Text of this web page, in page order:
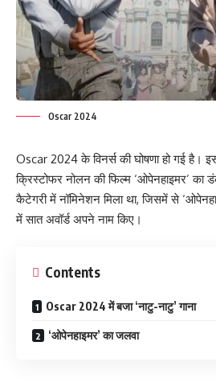
Oscar 2024
Oscar 2024 के विनर्स की घोषणा हो गई है।
क्रिस्टोफर नोलन की फिल्म ‘ओपेनहाइमर’ का
कैटेगरी में नॉमिनेशन मिला था, जिसमें से
में सात अवॉर्ड अपने नाम किए।
Contents
Oscar 2024 में बजा ‘नाटु-नाटु’ गाना
‘ओपेनहाइमर’ का जलवा